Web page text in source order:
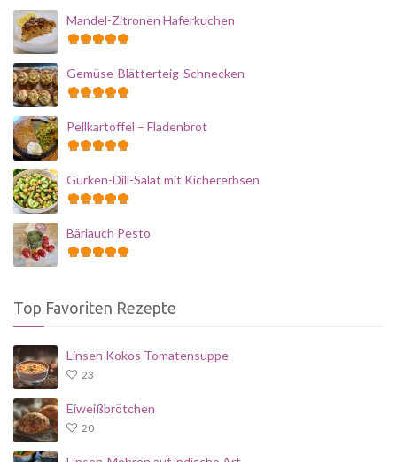
Mandel-Zitronen Haferkuchen
Gemüse-Blätterteig-Schnecken
Pellkartoffel – Fladenbrot
Gurken-Dill-Salat mit Kichererbsen
Bärlauch Pesto
Top Favoriten Rezepte
Linsen Kokos Tomatensuppe
23
Eiweißbrötchen
20